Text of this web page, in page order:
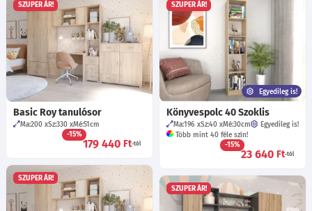
SZUPER ÁR!
Basic Roy tanulósor
Ma:200 Sz:330 Mé:51cm
-15%
179 440 Ft-tól
SZUPER ÁR!
Egyedileg is!
Könyvespolc 40 Szoklis
Ma:196 Sz:40 Mé:30cm
Egyedileg is!
Több mint 40 féle szín!
-15%
23 640 Ft-tól
SZUPER ÁR!
SZUPER ÁR!